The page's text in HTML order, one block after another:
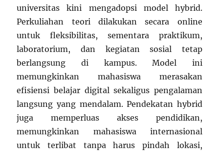
universitas kini mengadopsi model hybrid.
Perkuliahan teori dilakukan secara online
untuk fleksibilitas, sementara praktikum,
laboratorium, dan kegiatan sosial tetap
berlangsung di kampus. Model ini
memungkinkan mahasiswa merasakan
efisiensi belajar digital sekaligus pengalaman
langsung yang mendalam. Pendekatan hybrid
juga memperluas akses pendidikan,
memungkinkan mahasiswa internasional
untuk terlibat tanpa harus pindah lokasi,